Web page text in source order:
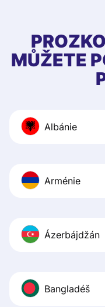
MŮŽETE
Albánie
Arménie
Ázerbájdžán
Bangladéš